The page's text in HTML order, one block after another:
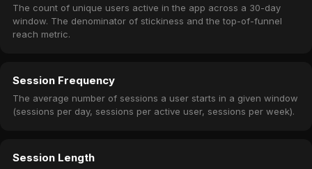
The count of unique users active in the app across a 30-day
window. The denominator of stickiness and the top-of-funnel
reach metric.
Session Frequency
The average number of sessions a user starts in a given window
(sessions per day, sessions per active user, sessions per week).
Session Length